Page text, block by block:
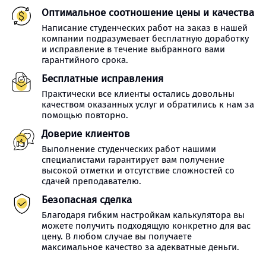
Оптимальное соотношение цены и качества
Написание студенческих работ на заказ в нашей
компании подразумевает бесплатную доработку
и исправление в течение выбранного вами
гарантийного срока.
Бесплатные исправления
Практически все клиенты остались довольны
качеством оказанных услуг и обратились к нам за
помощью повторно.
Доверие клиентов
Выполнение студенческих работ нашими
специалистами гарантирует вам получение
высокой отметки и отсутствие сложностей со
сдачей преподавателю.
Безопасная сделка
Благодаря гибким настройкам калькулятора вы
можете получить подходящую конкретно для вас
цену. В любом случае вы получаете
максимальное качество за адекватные деньги.